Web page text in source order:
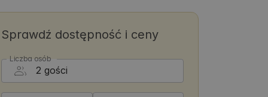
Sprawdź dostępność i ceny
Liczba osób